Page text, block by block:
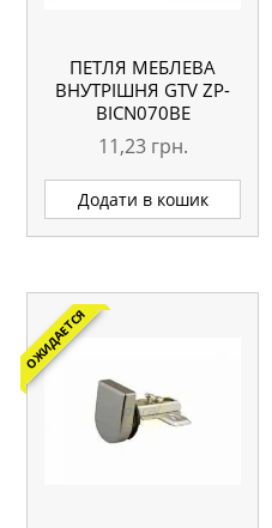
ПЕТЛЯ МЕБЛЕВА
ВНУТРІШНЯ GTV ZP-
BICN070BE
11,23 грн.
Додати в кошик
ОЖИДАЕТСЯ